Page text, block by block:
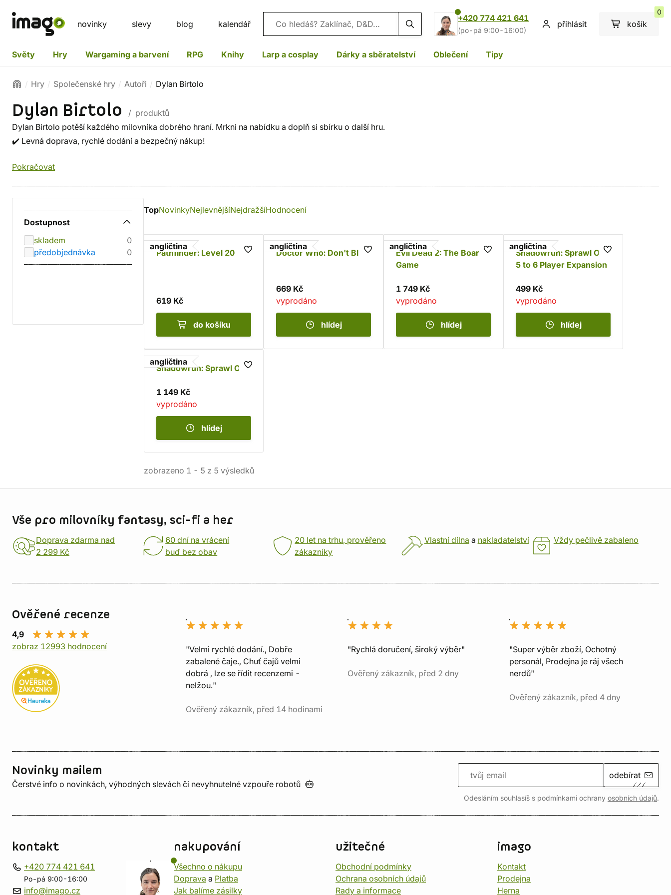
novinky slevy blog kalendář Vyhledávání
+420 774 421 641
(po-pá 9:00-16:00)
přihlásit košík
0
Světy Hry Wargaming a barvení RPG Knihy Larp a cosplay Dárky a sběratelství Oblečení Tipy
Hry Společenské hry Autoři Dylan Birtolo
Dylan Birtolo
/ produktů
Dylan Birtolo potěší každého milovníka dobrého hraní. Mrkni na nabídku a doplň si sbírku o další hru.
✔️ Levná doprava, rychlé dodání a bezpečný nákup!
Pokračovat
Dostupnost
skladem
0
předobjednávka
0
TopNovinkyNejlevnějšíNejdražšíHodnocení
angličtina
Pathfinder: Level 20
619 Kč
do košíku
angličtina
Doctor Who: Don't Blink
669 Kč
vyprodáno
hlídej
angličtina
Evil Dead 2: The Board
Game
1 749 Kč
vyprodáno
hlídej
angličtina
Shadowrun: Sprawl Ops
5 to 6 Player Expansion
499 Kč
vyprodáno
hlídej
angličtina
Shadowrun: Sprawl Ops
1 149 Kč
vyprodáno
hlídej
zobrazeno 1 - 5 z 5 výsledků
Vše pro milovníky fantasy, sci-fi a her
Doprava zdarma nad
2 299 Kč
60 dní na vrácení
buď bez obav
20 let na trhu, prověřeno
zákazníky
Vlastní dílna a nakladatelství Vždy pečlivě zabaleno
Ověřené recenze
4,9
zobraz 12993 hodnocení
"Velmi rychlé dodání., Dobře
zabalené čaje., Chuť čajů velmi
dobrá , lze se řídit recenzemi -
nelžou."
Ověřený zákazník, před 14 hodinami
"Rychlá doručení, široký výběr"
Ověřený zákazník, před 2 dny
"Super výběr zboží, Ochotný
personál, Prodejna je ráj všech
nerdů"
Ověřený zákazník, před 4 dny
Novinky mailem
Čerstvé info o novinkách, výhodných slevách či nevyhnutelné vzpouře robotů
odebírat
Odesláním souhlasíš s podmínkami ochrany osobních údajů.
kontakt
+420 774 421 641
Po-pá 9:00-16:00
info@imago.cz
nakupování
Všechno o nákupu
Doprava a Platba
Jak balíme zásilky
užitečné
Obchodní podmínky
Ochrana osobních údajů
Rady a informace
imago
Kontakt
Prodejna
Herna